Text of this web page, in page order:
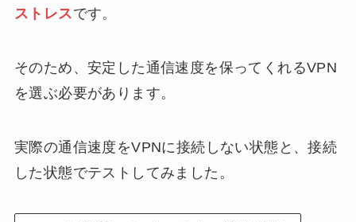
ストレス です。
そのため、安定した通信速度を保ってくれるVPN
を選ぶ必要があります。
実際の通信速度をVPNに接続しない状態と、接続
した状態でテストしてみました。